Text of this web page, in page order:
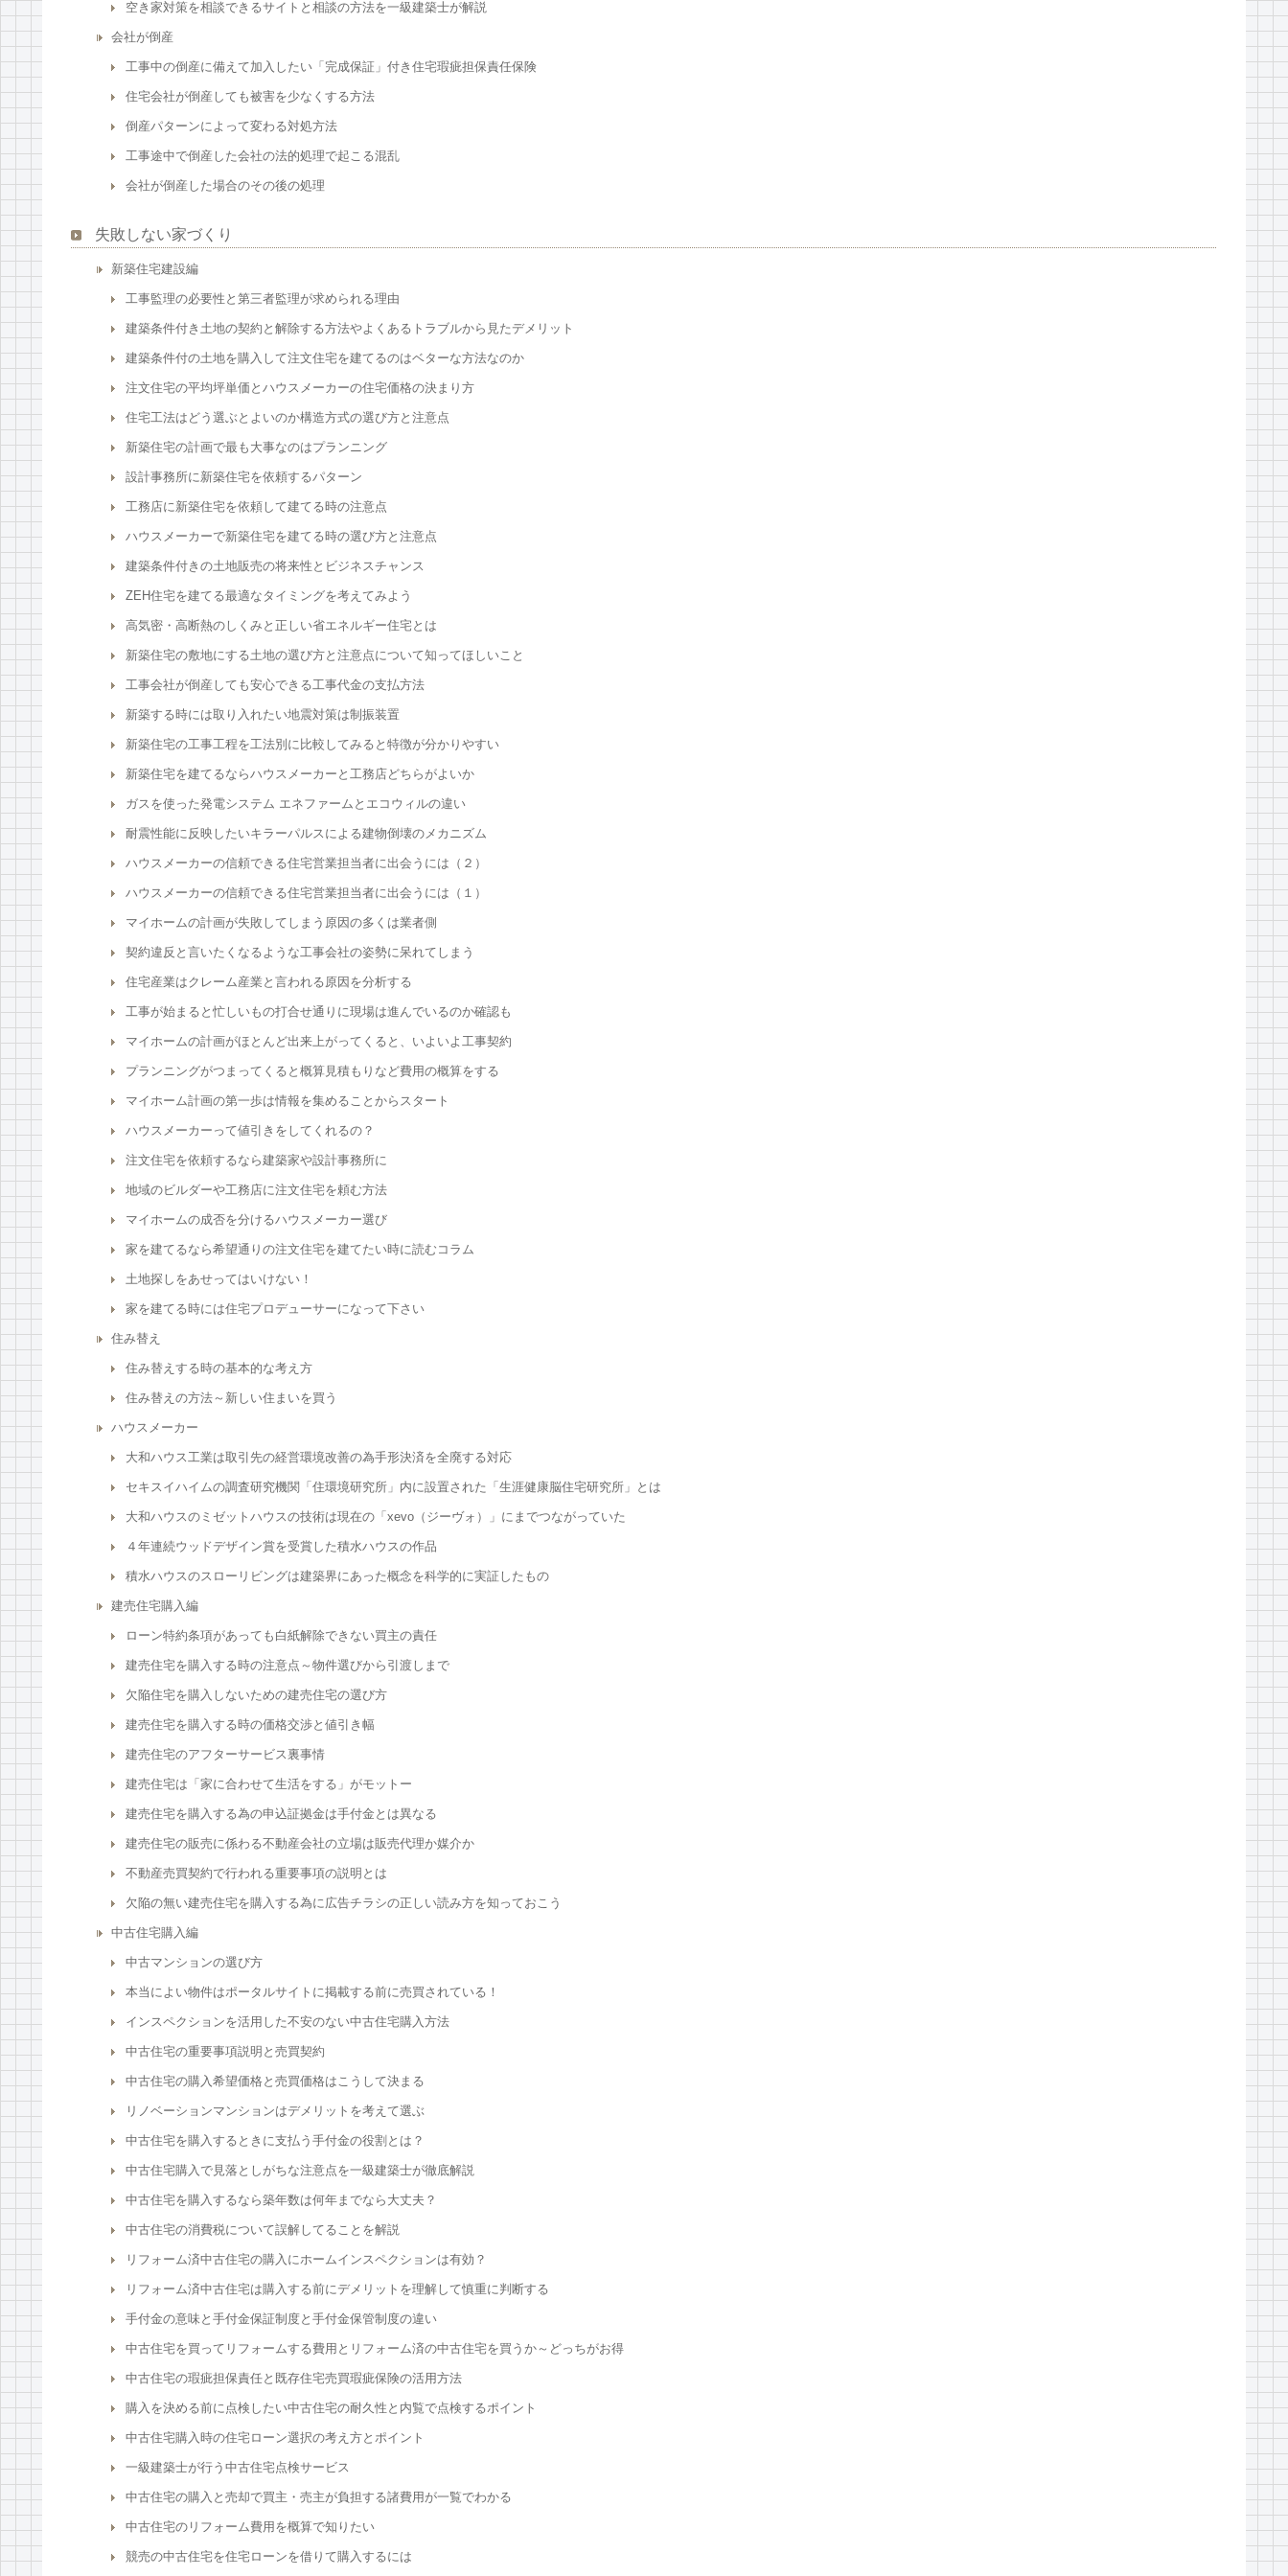
空き家対策を相談できるサイトと相談の方法を一級建築士が解説
会社が倒産
工事中の倒産に備えて加入したい「完成保証」付き住宅瑕疵担保責任保険
住宅会社が倒産しても被害を少なくする方法
倒産パターンによって変わる対処方法
工事途中で倒産した会社の法的処理で起こる混乱
会社が倒産した場合のその後の処理
失敗しない家づくり
新築住宅建設編
工事監理の必要性と第三者監理が求められる理由
建築条件付き土地の契約と解除する方法やよくあるトラブルから見たデメリット
建築条件付の土地を購入して注文住宅を建てるのはベターな方法なのか
注文住宅の平均坪単価とハウスメーカーの住宅価格の決まり方
住宅工法はどう選ぶとよいのか構造方式の選び方と注意点
新築住宅の計画で最も大事なのはプランニング
設計事務所に新築住宅を依頼するパターン
工務店に新築住宅を依頼して建てる時の注意点
ハウスメーカーで新築住宅を建てる時の選び方と注意点
建築条件付きの土地販売の将来性とビジネスチャンス
ZEH住宅を建てる最適なタイミングを考えてみよう
高気密・高断熱のしくみと正しい省エネルギー住宅とは
新築住宅の敷地にする土地の選び方と注意点について知ってほしいこと
工事会社が倒産しても安心できる工事代金の支払方法
新築する時には取り入れたい地震対策は制振装置
新築住宅の工事工程を工法別に比較してみると特徴が分かりやすい
新築住宅を建てるならハウスメーカーと工務店どちらがよいか
ガスを使った発電システム エネファームとエコウィルの違い
耐震性能に反映したいキラーパルスによる建物倒壊のメカニズム
ハウスメーカーの信頼できる住宅営業担当者に出会うには（２）
ハウスメーカーの信頼できる住宅営業担当者に出会うには（１）
マイホームの計画が失敗してしまう原因の多くは業者側
契約違反と言いたくなるような工事会社の姿勢に呆れてしまう
住宅産業はクレーム産業と言われる原因を分析する
工事が始まると忙しいもの打合せ通りに現場は進んでいるのか確認も
マイホームの計画がほとんど出来上がってくると、いよいよ工事契約
プランニングがつまってくると概算見積もりなど費用の概算をする
マイホーム計画の第一歩は情報を集めることからスタート
ハウスメーカーって値引きをしてくれるの？
注文住宅を依頼するなら建築家や設計事務所に
地域のビルダーや工務店に注文住宅を頼む方法
マイホームの成否を分けるハウスメーカー選び
家を建てるなら希望通りの注文住宅を建てたい時に読むコラム
土地探しをあせってはいけない！
家を建てる時には住宅プロデューサーになって下さい
住み替え
住み替えする時の基本的な考え方
住み替えの方法～新しい住まいを買う
ハウスメーカー
大和ハウス工業は取引先の経営環境改善の為手形決済を全廃する対応
セキスイハイムの調査研究機関「住環境研究所」内に設置された「生涯健康脳住宅研究所」とは
大和ハウスのミゼットハウスの技術は現在の「xevo（ジーヴォ）」にまでつながっていた
４年連続ウッドデザイン賞を受賞した積水ハウスの作品
積水ハウスのスローリビングは建築界にあった概念を科学的に実証したもの
建売住宅購入編
ローン特約条項があっても白紙解除できない買主の責任
建売住宅を購入する時の注意点～物件選びから引渡しまで
欠陥住宅を購入しないための建売住宅の選び方
建売住宅を購入する時の価格交渉と値引き幅
建売住宅のアフターサービス裏事情
建売住宅は「家に合わせて生活をする」がモットー
建売住宅を購入する為の申込証拠金は手付金とは異なる
建売住宅の販売に係わる不動産会社の立場は販売代理か媒介か
不動産売買契約で行われる重要事項の説明とは
欠陥の無い建売住宅を購入する為に広告チラシの正しい読み方を知っておこう
中古住宅購入編
中古マンションの選び方
本当によい物件はポータルサイトに掲載する前に売買されている！
インスペクションを活用した不安のない中古住宅購入方法
中古住宅の重要事項説明と売買契約
中古住宅の購入希望価格と売買価格はこうして決まる
リノベーションマンションはデメリットを考えて選ぶ
中古住宅を購入するときに支払う手付金の役割とは？
中古住宅購入で見落としがちな注意点を一級建築士が徹底解説
中古住宅を購入するなら築年数は何年までなら大丈夫？
中古住宅の消費税について誤解してることを解説
リフォーム済中古住宅の購入にホームインスペクションは有効？
リフォーム済中古住宅は購入する前にデメリットを理解して慎重に判断する
手付金の意味と手付金保証制度と手付金保管制度の違い
中古住宅を買ってリフォームする費用とリフォーム済の中古住宅を買うか～どっちがお得
中古住宅の瑕疵担保責任と既存住宅売買瑕疵保険の活用方法
購入を決める前に点検したい中古住宅の耐久性と内覧で点検するポイント
中古住宅購入時の住宅ローン選択の考え方とポイント
一級建築士が行う中古住宅点検サービス
中古住宅の購入と売却で買主・売主が負担する諸費用が一覧でわかる
中古住宅のリフォーム費用を概算で知りたい
競売の中古住宅を住宅ローンを借りて購入するには